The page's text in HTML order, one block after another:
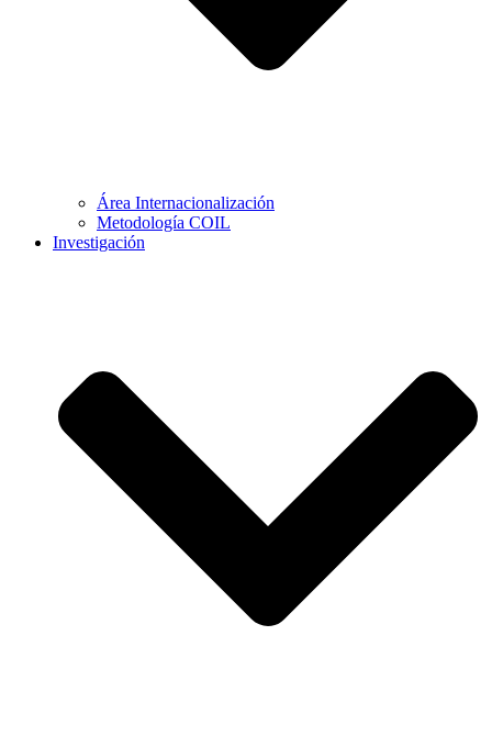
Área Internacionalización
Metodología COIL
Investigación